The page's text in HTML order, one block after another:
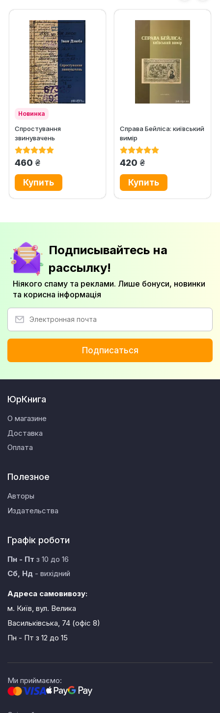
Новинка
Спростування
звинувачень
460 грн.
Справа Бейліса: київський
вимір
420 грн.
Подписывайтесь на
рассылку!
Ніякого спаму та реклами. Лише бонуси, новинки
та корисна інформація
Подписаться
ЮрКнига
О магазине
Доставка
Оплата
Полезное
Авторы
Издательства
Графік роботи
Пн - Пт з 10 до 16
Сб, Нд - вихідний
Адреса самовивозу:
м. Київ, вул. Велика
Васильківська, 74 (офіс 8)
Пн - Пт з 12 до 15
Ми приймаємо: